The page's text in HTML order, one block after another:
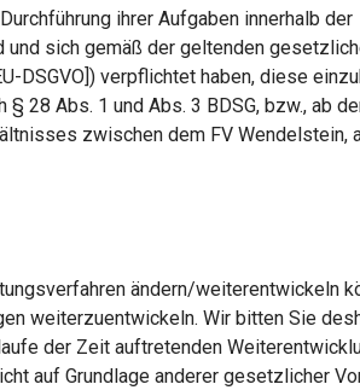
ihrer Aufgaben innerhalb der
sich gemäß der geltenden
DSGVO]) verpflichtet haben, diese
28 Abs. 1 und Abs. 3 BDSG, bzw., ab
zwischen dem FV Wendelstein,
ändern/weiterentwickeln
weiterzuentwickeln. Wir bitten Sie
der Zeit auftretenden
auf Grundlage anderer gesetzlicher